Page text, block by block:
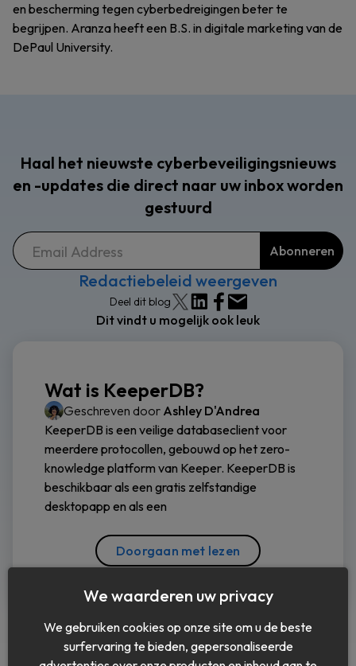
en bescherming tegen cyberbedreigingen beter te
begrijpen. Aranza heeft een B.S. in digitale marketing van de
DePaul University.
Haal het nieuwste cyberbeveiligingsnieuws
en -updates die direct naar uw inbox worden
gestuurd
Redactiebeleid weergeven
Deel dit blog
Dit vindt u mogelijk ook leuk
Wat is KeeperDB?
Geschreven door Ashley D'Andrea
KeeperDB is een veilige databaseclient voor
meerdere protocollen, gebouwd op het zero-
knowledge platform van Keeper. KeeperDB is
beschikbaar als een gratis zelfstandige
desktopapp en als een
Doorgaan met lezen
We waarderen uw privacy
We gebruiken cookies op onze site om u de beste
surfervaring te bieden, gepersonaliseerde